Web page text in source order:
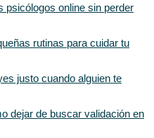
psicólogos online sin perder
rutinas para cuidar tu
justo cuando alguien te
dejar de buscar validación en